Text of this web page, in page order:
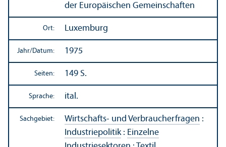
der Europäischen Gemeinschaften
Ort: Luxemburg
Jahr/Datum: 1975
Seiten: 149 S.
Sprache: ital.
Sachgebiet: Wirtschafts- und Verbraucherfragen :
Industriepolitik: Einzelne